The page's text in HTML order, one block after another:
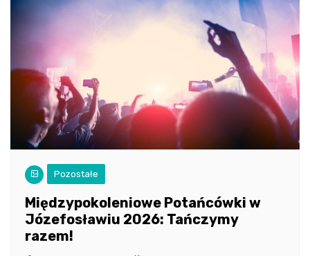
Pozostałe
Międzypokoleniowe Potańcówki w
Józefosławiu 2026: Tańczymy
razem!